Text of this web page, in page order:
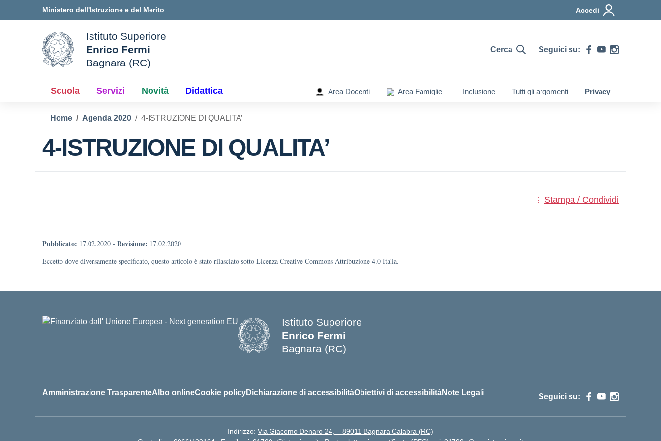
Ministero dell'Istruzione e del Merito Accedi
della scuola
Istituto Superiore
Enrico Fermi
Bagnara (RC)
Cerca Seguici su:
Scuola Servizi Novità Didattica Area Docenti Area Famiglie Inclusione Tutti gli argomenti Privacy
Home Agenda 2020 4-ISTRUZIONE DI QUALITA’
4-ISTRUZIONE DI QUALITA’
Stampa / Condividi
Pubblicato: 17.02.2020 - Revisione: 17.02.2020
Eccetto dove diversamente specificato, questo articolo è stato rilasciato sotto Licenza Creative Commons Attribuzione 4.0 Italia.
Istituto Superiore
Enrico Fermi
Bagnara (RC)
Amministrazione TrasparenteAlbo onlineCookie policyDichiarazione di accessibilitàObiettivi di accessibilitàNote Legali Seguici su:
Indirizzo: Via Giacomo Denaro 24, – 89011 Bagnara Calabra (RC)